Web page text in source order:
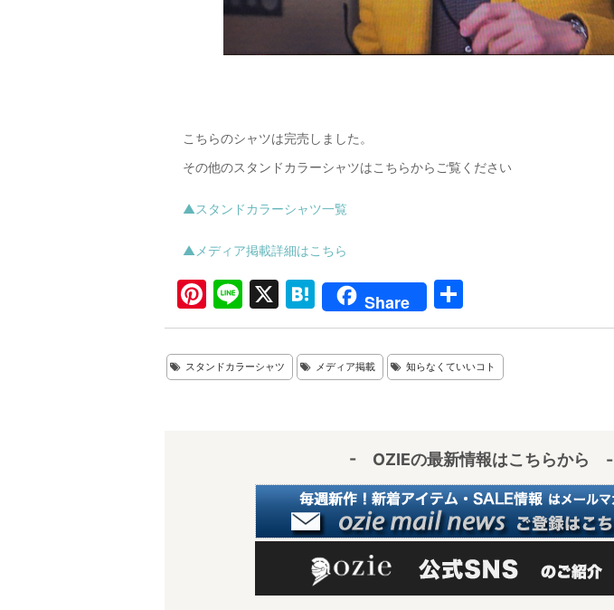
こちらのシャツは完売しました。
その他のスタンドカラーシャツはこちらからご覧ください
▲スタンドカラーシャツ一覧
▲メディア掲載詳細はこちら
Pi
nt
er
e
Li
n
e
X
H
at
e
n
Share
有
スタンドカラーシャツ メディア掲載 知らなくていいコト
- OZIEの最新情報はこちらから -